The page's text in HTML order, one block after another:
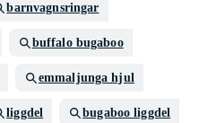
barnvagnsringar
buffalo bugaboo
emmaljunga hjul
liggdel bugaboo liggdel